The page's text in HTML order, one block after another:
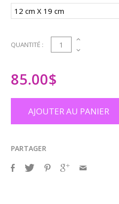
QUANTITÉ : 1
85.00$
AJOUTER AU PANIER
PARTAGER